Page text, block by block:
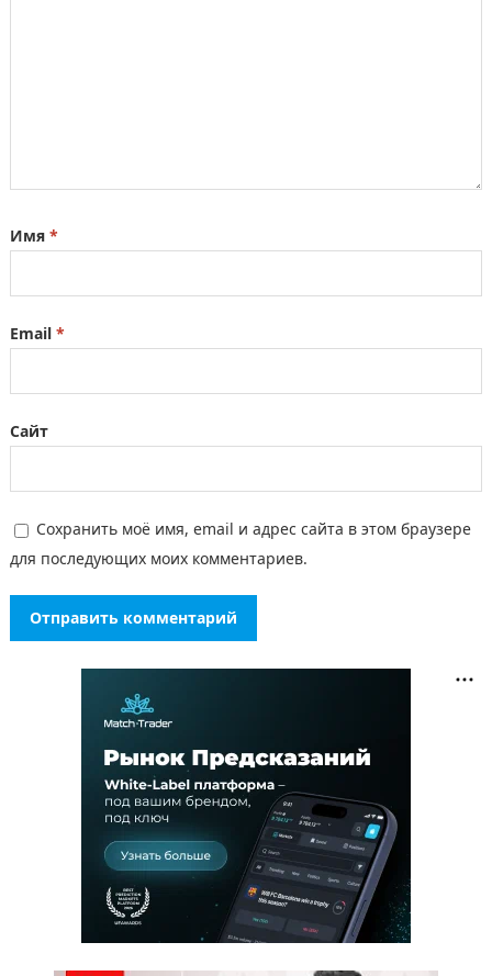
Имя *
Email *
Сайт
Сохранить моё имя, email и адрес сайта в этом браузере
для последующих моих комментариев.